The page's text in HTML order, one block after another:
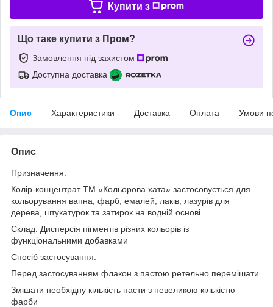
Купити з
Що таке купити з Пром?
Замовлення під захистом
Доступна доставка
Опис Характеристики Доставка Оплата Умови
Опис
Призначення:
Колір-концентрат ТМ «Кольорова хата» застосовується для
кольорування вапна, фарб, емалей, лаків, лазурів для
дерева, штукатурок та затирок на водній основі
Склад: Дисперсія пігментів різних кольорів із
функціональними добавками
Спосіб застосування:
Перед застосуванням флакон з пастою ретельно перемішати
Змішати необхідну кількість пасти з невеликою кількістю
фарби